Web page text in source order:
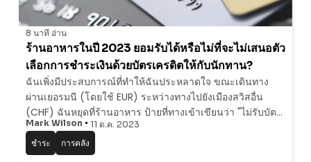
8 นาที อ่าน
ร้านอาหารในปี 2023 ยอมรับได้หรือไม่ที่จะไม่เสนอตัว
เลือกการชําระเงินด้วยบัตรเครดิตให้กับนักทาน?
ฉันเพิ่งมีประสบการณ์ที่ทําให้ฉันประหลาดใจ ขณะเดินทาง
ผ่านเยอรมนี (โดยใช้ EUR) ระหว่างทางไปยังเมืองสวิสอื่น
(CHF) ฉันหยุดที่ร้านอาหาร ป้ายที่ทางเข้าเขียนว่า "ไม่รับบัตร
เครดิต ขอบคุณสําหรับความเข้าใจของคุณ" ฉันใกล้จะหันหลัง
กลับและจากไปเมื่อภรรยาของฉั
Mark Wilson
11 ต.ค. 2023
ชำระ
การคลัง